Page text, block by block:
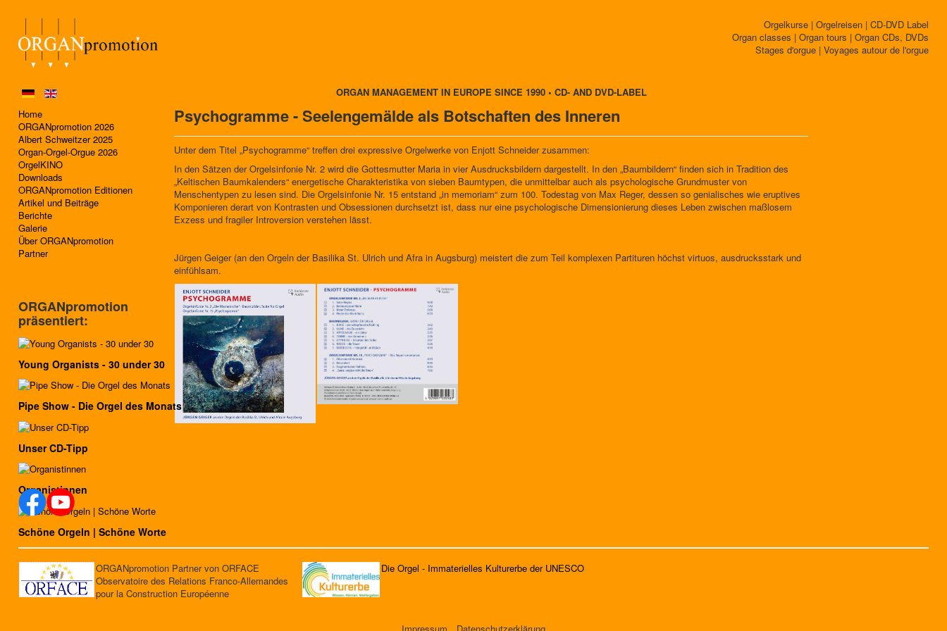
Orgelkurse | Orgelreisen | CD-DVD Label
Organ classes | Organ tours | Organ CDs, DVDs
Stages d'orgue | Voyages autour de l'orgue
Home
ORGANpromotion 2026
Albert Schweitzer 2025
Organ-Orgel-Orgue 2026
OrgelKINO
Downloads
ORGANpromotion Editionen
Artikel und Beiträge
Berichte
Galerie
Über ORGANpromotion
Partner
ORGAN MANAGEMENT IN EUROPE SINCE 1990 • CD- AND DVD-LABEL
Psychogramme - Seelengemälde als Botschaften des Inneren
Unter dem Titel „Psychogramme“ treffen drei expressive Orgelwerke von Enjott Schneider zusammen:
In den Sätzen der Orgelsinfonie Nr. 2 wird die Gottesmutter Maria in vier Ausdrucksbildern dargestellt. In den „Baumbildern“ finden sich in Tradition des
„Keltischen Baumkalenders“ energetische Charakteristika von sieben Baumtypen, die unmittelbar auch als psychologische Grundmuster von
Menschentypen zu lesen sind. Die Orgelsinfonie Nr. 15 entstand „in memoriam“ zum 100. Todestag von Max Reger, dessen so genialisches wie eruptives
Komponieren derart von Kontrasten und Obsessionen durchsetzt ist, dass nur eine psychologische Dimensionierung dieses Leben zwischen maßlosem
Exzess und fragiler Introversion verstehen lässt.
Jürgen Geiger (an den Orgeln der Basilika St. Ulrich und Afra in Augsburg) meistert die zum Teil komplexen Partituren höchst virtuos, ausdrucksstark und
einfühlsam.
ORGANpromotion
präsentiert:
Young Organists - 30 under 30
Pipe Show - Die Orgel des Monats
Unser CD-Tipp
Organistinnen
Schöne Orgeln | Schöne Worte
ORGANpromotion Partner von ORFACE
Observatoire des Relations Franco-Allemandes
pour la Construction Européenne
Die Orgel - Immaterielles Kulturerbe der UNESCO